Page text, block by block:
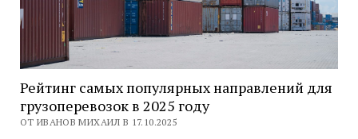
Рейтинг самых популярных направлений для
грузоперевозок в 2025 году
ОТ ИВАНОВ МИХАИЛ В 17.10.2025